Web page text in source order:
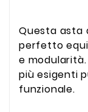
Questa asta
perfetto
e
più esigenti
funzionale.